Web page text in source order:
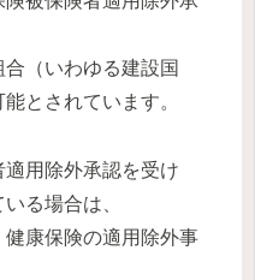
（いわゆる建設国
とされています。
用除外承認を受け
る場合は、
康保険の適用除外事